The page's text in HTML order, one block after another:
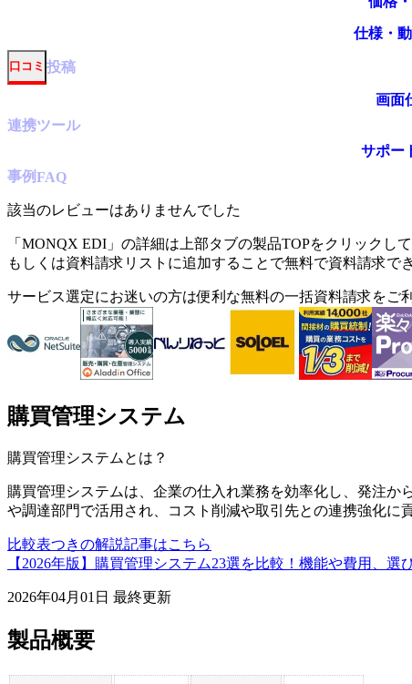
仕様・
口コミ 投稿
画面
連携ツール
サポー
事例FAQ
該当のレビューはありませんでした
「 MONQX EDI 」の詳細は上部タブの製品TOPをクリックして
もしくは資料請求リストに追加することで無料で資料請求で
サービス選定にお迷いの方は便利な無料の一括資料請求をご
購買管理システム
購買管理システム とは？
購買管理システムは、企業の仕入れ業務を効率化し、発注
や調達部門で活用され、コスト削減や取引先との連携強化に
比較表つきの解説記事はこちら
【2026年版】購買管理システム23選を比較！機能や費用、選
2026年04月01日 最終更新
製品概要